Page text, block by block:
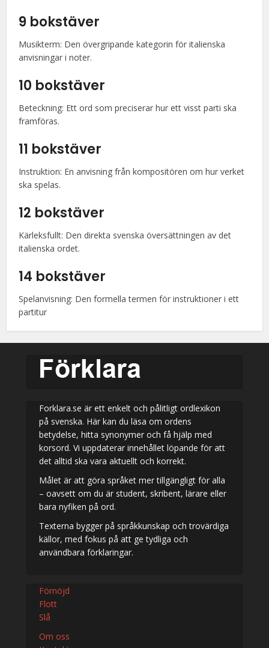
9 bokstäver
Musikterm: Den övergripande kategorin för italienska
anvisningar i noter.
10 bokstäver
Beteckning: Ett ord som preciserar hur ett visst parti ska
framföras.
11 bokstäver
Instruktion: En anvisning från kompositören om hur verket
ska spelas.
12 bokstäver
Kärleksfullt: Den direkta svenska översättningen av det
italienska ordet.
14 bokstäver
Spelanvisning: Den formella termen för instruktioner i ett
partitur
Forklara.se är ett enkelt och pålitligt ordlexikon
på svenska. Här kan du läsa om ordens
betydelse, hitta synonymer och få hjälp med
korsord. Vi uppdaterar innehållet löpande för att
det alltid ska vara aktuellt och korrekt.
Målet är att göra språket mer tillgängligt för alla
– oavsett om du är student, skribent, lärare eller
bara nyfiken på ord.
Texterna bygger på språkkunskap och trovärdiga
källor, med fokus på att ge tydliga och
användbara förklaringar.
Förnöjd
Flott
Slå
Om oss